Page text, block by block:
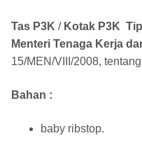
Tas P3K / Kotak P3K
Menteri Tenaga Kerja
15/MEN/VIII/2008,
Bahan :
baby ribstop.